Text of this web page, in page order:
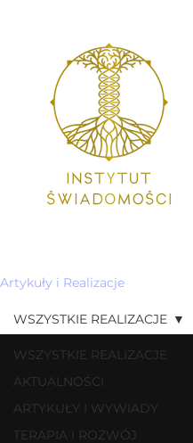
Artykuły i Realizacje
WSZYSTKIE REALIZACJE
AKTUALNOŚCI
ARTYKUŁY I WYWIADY
TERAPIA I ROZWÓJ
WSZYSTKIE REALIZACJE